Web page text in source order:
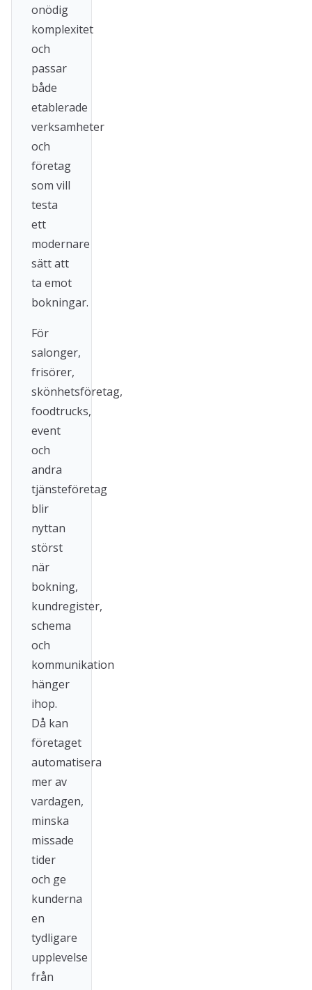
onödig
komplexitet
och
passar
både
etablerade
verksamheter
och
företag
som vill
testa
ett
modernare
sätt att
ta emot
bokningar.
För
salonger,
frisörer,
skönhetsföretag,
foodtrucks,
event
och
andra
tjänsteföretag
blir
nyttan
störst
när
bokning,
kundregister,
schema
och
kommunikation
hänger
ihop.
Då kan
företaget
automatisera
mer av
vardagen,
minska
missade
tider
och ge
kunderna
en
tydligare
upplevelse
från